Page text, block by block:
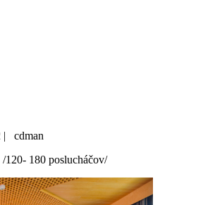
|
cdman
/120- 180 poslucháčov/